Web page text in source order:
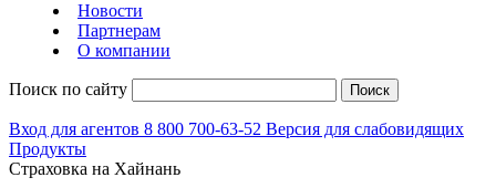
Новости
Партнерам
О компании
Поиск по сайту Поиск
Вход для агентов 8 800 700-63-52 Версия для слабовидящих
Продукты
Страховка на Хайнань